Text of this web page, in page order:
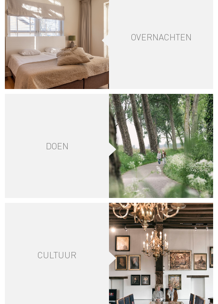
OVERNACHTEN
DOEN
CULTUUR